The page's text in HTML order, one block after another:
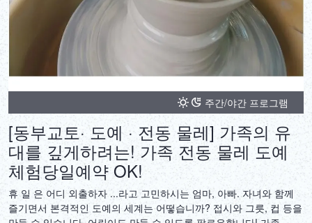
주간/야간 프로그램
[동부교토· 도예 · 전동 물레] 가족의 유
대를 깊게하려는! 가족 전동 물레 도예
체험당일예약 OK!
휴 일 은 어디 외출하자 ...라고 고민하시는 엄마, 아빠. 자녀와 함께
즐기면서 본격적인 도예의 세계는 어떻습니까? 접시와 그릇, 컵 등을